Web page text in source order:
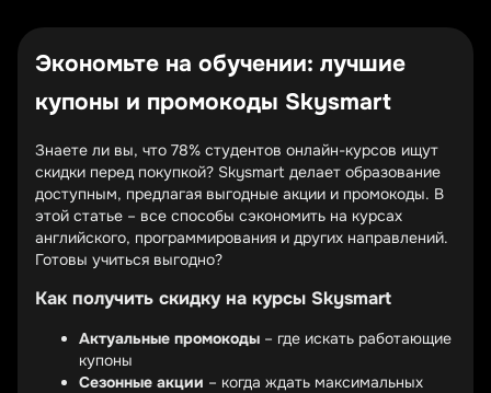
Экономьте на обучении: лучшие
купоны и промокоды Skysmart
Знаете ли вы, что 78% студентов онлайн-курсов ищут
скидки перед покупкой? Skysmart делает образование
доступным, предлагая выгодные акции и промокоды. В
этой статье – все способы сэкономить на курсах
английского, программирования и других направлений.
Готовы учиться выгодно?
Как получить скидку на курсы Skysmart
Актуальные промокоды – где искать работающие
купоны
Сезонные акции – когда ждать максимальных